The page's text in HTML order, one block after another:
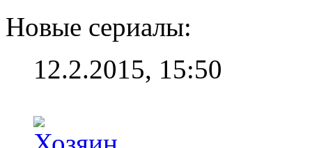
Новые сериалы:
12.2.2015, 15:50